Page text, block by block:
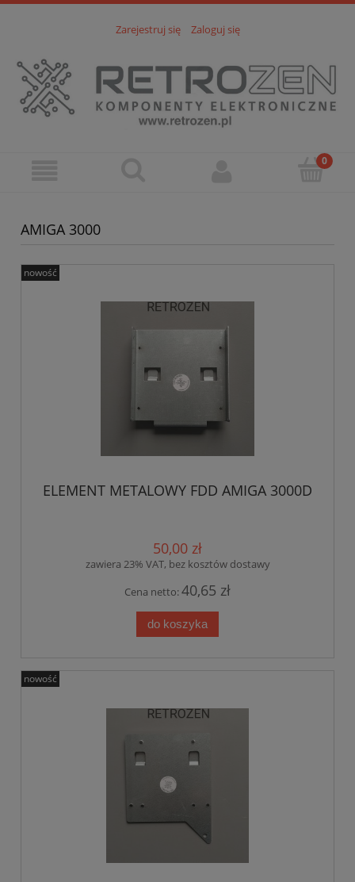
Zarejestruj się Zaloguj się
AMIGA 3000
ELEMENT METALOWY FDD AMIGA 3000D
50,00 zł
zawiera 23% VAT, bez kosztów dostawy
Cena netto:40,65 zł
do koszyka
nowość
nowość